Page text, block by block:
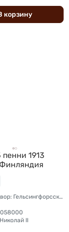
корзину
1913
Монетный двор: Гельсингфорсский монетный двор (Финляндия)
II